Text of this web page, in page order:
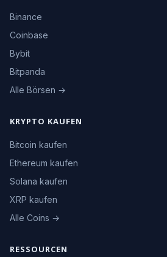
Binance
Coinbase
Bybit
Bitpanda
Alle Börsen →
KRYPTO KAUFEN
Bitcoin kaufen
Ethereum kaufen
Solana kaufen
XRP kaufen
Alle Coins →
RESSOURCEN